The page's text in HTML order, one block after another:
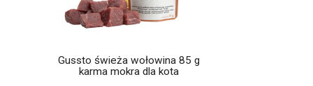
Gussto świeża wołowina 85 g
karma mokra dla kota